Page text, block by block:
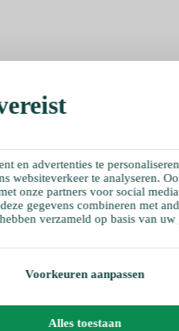
en advertenties te
websiteverkeer te analyseren.
onze partners voor social
gegevens combineren met
verzameld op basis van
Voorkeuren aanpassen
Alles toestaan